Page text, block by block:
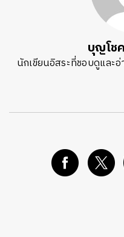
บุญโช
นักเขียนอิสระที่ชอบดูและ